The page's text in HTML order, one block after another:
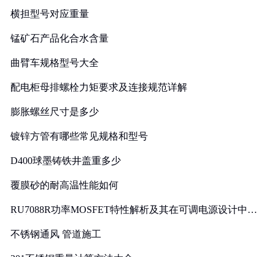
横担型号对应重量
锰矿石产品化合水含量
曲臂车规格型号大全
配电柜母排螺栓力矩要求及连接规范详解
膨胀螺丝尺寸是多少
镀锌方管有哪些常见规格和型号
D400球墨铸铁井盖重多少
覆膜砂的耐高温性能如何
RU7088R功率MOSFET特性解析及其在可调电源设计中的
不锈钢通风 管道施工